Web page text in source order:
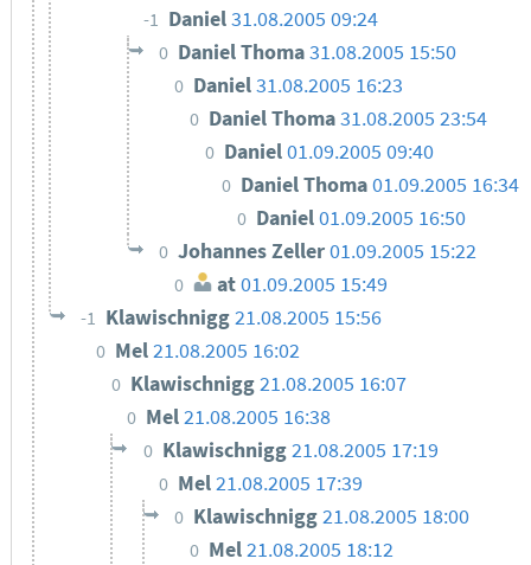
-1 Daniel31.08.2005 09:24
0 Daniel Thoma31.08.2005 15:50
0 Daniel31.08.2005 16:23
0 Daniel Thoma31.08.2005 23:54
0 Daniel01.09.2005 09:40
0 Daniel Thoma01.09.2005 16:34
0 Daniel01.09.2005 16:50
0 Johannes Zeller01.09.2005 15:22
0 at01.09.2005 15:49
-1 Klawischnigg21.08.2005 15:56
0 Mel21.08.2005 16:02
0 Klawischnigg21.08.2005 16:07
0 Mel21.08.2005 16:38
0 Klawischnigg21.08.2005 17:19
0 Mel21.08.2005 17:39
0 Klawischnigg21.08.2005 18:00
0 Mel21.08.2005 18:12